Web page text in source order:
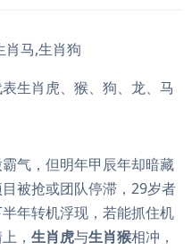
肖马,生肖狗
生肖虎、猴、狗、龙、马
霸气，但明年甲辰年却暗藏
被抢或团队停滞，29岁者
年转机浮现，若能抓住机
， 生肖虎与生肖猴相冲，